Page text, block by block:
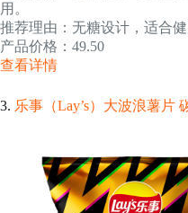
用。
推荐理由：无糖设计，适合
产品价格：49.50
查看详情
3. 乐事（Lay’s）大波浪薯片